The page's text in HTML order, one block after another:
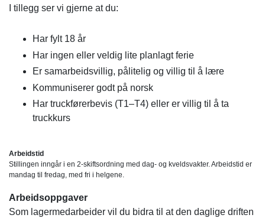
I tillegg ser vi gjerne at du:
Har fylt 18 år
Har ingen eller veldig lite planlagt ferie
Er samarbeidsvillig, pålitelig og villig til å lære
Kommuniserer godt på norsk
Har truckførerbevis (T1–T4) eller er villig til å ta
truckkurs
Arbeidstid
Stillingen inngår i en 2-skiftsordning med dag- og kveldsvakter. Arbeidstid er
mandag til fredag, med fri i helgene.
Arbeidsoppgaver
Som lagermedarbeider vil du bidra til at den daglige driften